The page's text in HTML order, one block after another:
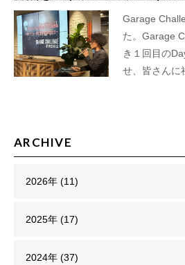
Garage
た。Garage
き１回目の
せ、皆さんに
ARCHIVE
2026年 (11)
2025年 (17)
2024年 (37)